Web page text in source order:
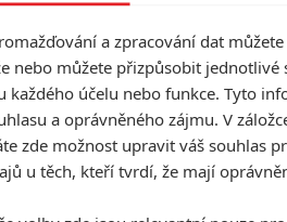
antagonistou. Starší dosud
uváděla, že se vrátí iDjimon
třeba s potvrzením Lucilly
po událostech původního
zavražděného císaře Marka Aurelia
a zpracování dat
nebo můžete přizpůsobit
každého účelu nebo funkce. Tyto
a oprávněného zájmu. V
zde možnost upravit váš souhlas
u těch, kteří tvrdí, že mají